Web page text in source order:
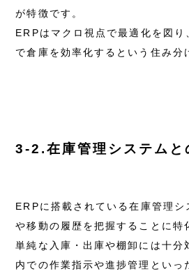
が特徴です。
ERPはマクロ視点で最適化を図り
で倉庫を効率化するという住み分
3-2.在庫管理システムと
ERPに搭載されている在庫管理シ
や移動の履歴を把握することに特
単純な入庫・出庫や棚卸には十分
内での作業指示や進捗管理といっ